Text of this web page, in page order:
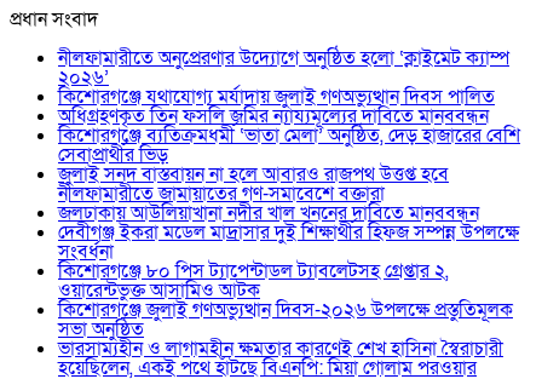
প্রধান সংবাদ
নীলফামারীতে অনুপ্রেরণার উদ্যোগে অনুষ্ঠিত হলো ‘ক্লাইমেট ক্যাম্প
২০২৬’
কিশোরগঞ্জে যথাযোগ্য মর্যাদায় জুলাই গণঅভ্যুত্থান দিবস পালিত
অধিগ্রহণকৃত তিন ফসলি জমির ন্যায্যমূল্যের দাবিতে মানববন্ধন
কিশোরগঞ্জে ব্যতিক্রমধর্মী ‘ভাতা মেলা’ অনুষ্ঠিত, দেড় হাজারের বেশি
সেবাপ্রার্থীর ভিড়
জুলাই সনদ বাস্তবায়ন না হলে আবারও রাজপথ উত্তপ্ত হবে
নীলফামারীতে জামায়াতের গণ-সমাবেশে বক্তারা
জলঢাকায় আউলিয়াখানা নদীর খাল খননের দাবিতে মানববন্ধন
দেবীগঞ্জ ইকরা মডেল মাদ্রাসার দুই শিক্ষার্থীর হিফজ সম্পন্ন উপলক্ষে
সংবর্ধনা
কিশোরগঞ্জে ৮০ পিস ট্যাপেন্টাডল ট্যাবলেটসহ গ্রেপ্তার ২,
ওয়ারেন্টভুক্ত আসামিও আটক
কিশোরগঞ্জে জুলাই গণঅভ্যুত্থান দিবস-২০২৬ উপলক্ষে প্রস্তুতিমূলক
সভা অনুষ্ঠিত
ভারসাম্যহীন ও লাগামহীন ক্ষমতার কারণেই শেখ হাসিনা স্বৈরাচারী
হয়েছিলেন, একই পথে হাঁটছে বিএনপি: মিয়া গোলাম পরওয়ার